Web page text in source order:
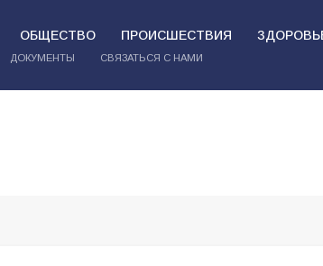
ОБЩЕСТВО ПРОИСШЕСТВИЯ
ДОКУМЕНТЫ СВЯЗАТЬСЯ С НАМИ